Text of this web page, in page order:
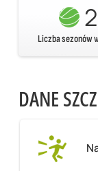
2
Liczba sezonów
DANE